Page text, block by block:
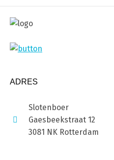
ADRES
Slotenboer
Gaesbeekstraat 12
3081 NK Rotterdam